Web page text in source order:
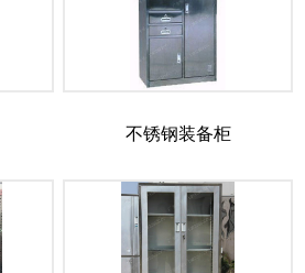
不锈钢装备柜